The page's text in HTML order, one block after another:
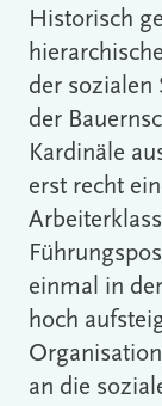
Historisch
der sozialen
der
Kardinäle
erst recht
einmal in
hoch
an die